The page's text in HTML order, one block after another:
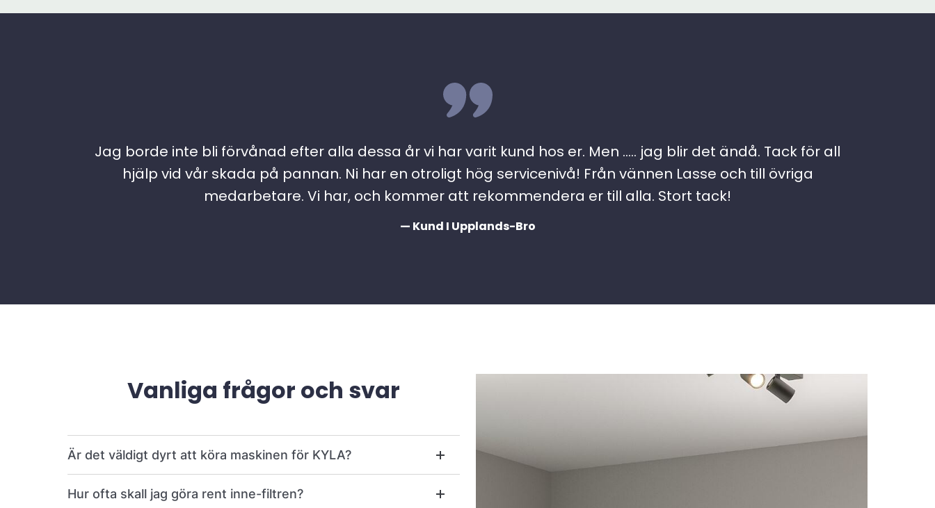
Jag borde inte bli förvånad efter alla dessa år vi har varit kund hos er. Men ….. jag blir det ändå. Tack för all
hjälp vid vår skada på pannan. Ni har en otroligt hög servicenivå! Från vännen Lasse och till övriga
medarbetare. Vi har, och kommer att rekommendera er till alla. Stort tack!
— Kund I Upplands-Bro
Vanliga frågor och svar
Är det väldigt dyrt att köra maskinen för KYLA?
Hur ofta skall jag göra rent inne-filtren?